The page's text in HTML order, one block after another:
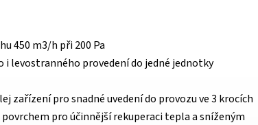
450 m3/h při 200 Pa
levostranného provedení do jedné jednotky
zařízení pro snadné uvedení do provozu ve 3 krocích
pro účinnější rekuperaci tepla a sníženým